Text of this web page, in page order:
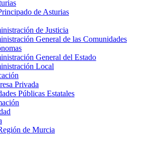
de Asturias
de Justicia
General de las Comunidades
General del Estado
Local
Privada
Públicas Estatales
de Murcia